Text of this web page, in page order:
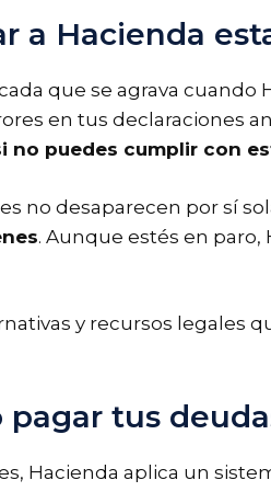
a Hacienda
que se agrava cuando
en tus declaraciones
no puedes cumplir con
no desaparecen por sí
. Aunque estés en
y recursos legales
tus
Hacienda aplica un